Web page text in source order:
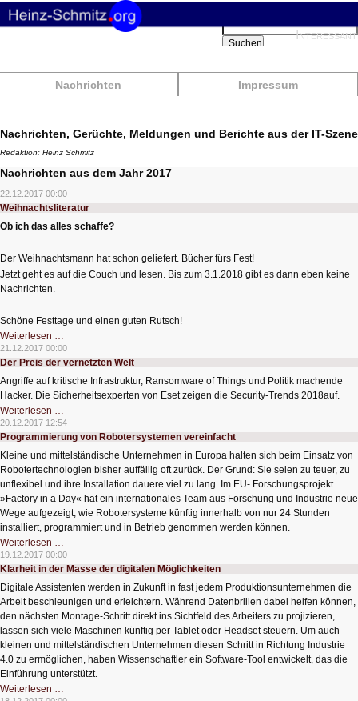
Nachrichten Impressum
Suchbegriffe
Suchen
Nachrichten, Gerüchte, Meldungen und Berichte aus der IT-Szene
Redaktion: Heinz Schmitz
Nachrichten aus dem Jahr 2017
22.12.2017 00:00
Weihnachtsliteratur
Ob ich das alles schaffe?
Der Weihnachtsmann hat schon geliefert. Bücher fürs Fest!
Jetzt geht es auf die Couch und lesen. Bis zum 3.1.2018 gibt es dann eben keine
Nachrichten.
Schöne Festtage und einen guten Rutsch!
Weiterlesen …
21.12.2017 00:00
Der Preis der vernetzten Welt
Angriffe auf kritische Infrastruktur, Ransomware of Things und Politik machende
Hacker. Die Sicherheitsexperten von Eset zeigen die Security-Trends 2018auf.
Weiterlesen …
Preis
der
vernetzten
20.12.2017 12:54
Programmierung von Robotersystemen vereinfacht
Kleine und mittelständische Unternehmen in Europa halten sich beim Einsatz von
Robotertechnologien bisher auffällig oft zurück. Der Grund: Sie seien zu teuer, zu
unflexibel und ihre Installation dauere viel zu lang. Im EU- Forschungsprojekt
»Factory in a Day« hat ein internationales Team aus Forschung und Industrie neue
Wege aufgezeigt, wie Robotersysteme künftig innerhalb von nur 24 Stunden
installiert, programmiert und in Betrieb genommen werden können.
Weiterlesen …
von
Robotersystemen
vereinfacht
19.12.2017 00:00
Klarheit in der Masse der digitalen Möglichkeiten
Digitale Assistenten werden in Zukunft in fast jedem Produktionsunternehmen die
Arbeit beschleunigen und erleichtern. Während Datenbrillen dabei helfen können,
den nächsten Montage-Schritt direkt ins Sichtfeld des Arbeiters zu projizieren,
lassen sich viele Maschinen künftig per Tablet oder Headset steuern. Um auch
kleinen und mittelständischen Unternehmen diesen Schritt in Richtung Industrie
4.0 zu ermöglichen, haben Wissenschaftler ein Software-Tool entwickelt, das die
Einführung unterstützt.
Weiterlesen …
in